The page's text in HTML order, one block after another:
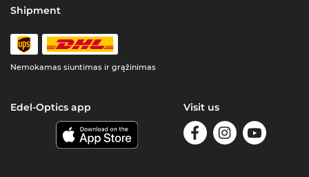
Shipment
Nemokamas siuntimas ir grąžinimas
Edel-Optics app Visit us